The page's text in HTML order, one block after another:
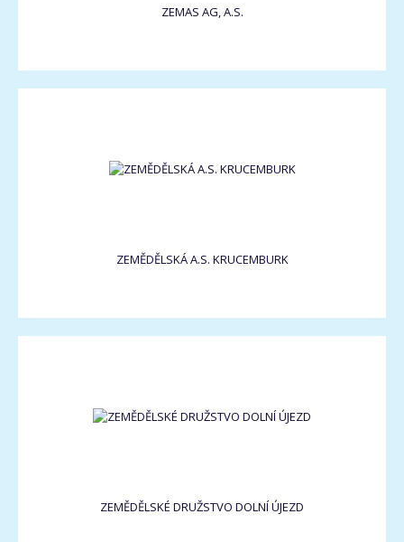
ZEMAS AG, A.S.
ZEMĚDĚLSKÁ A.S. KRUCEMBURK
ZEMĚDĚLSKÉ DRUŽSTVO DOLNÍ ÚJEZD